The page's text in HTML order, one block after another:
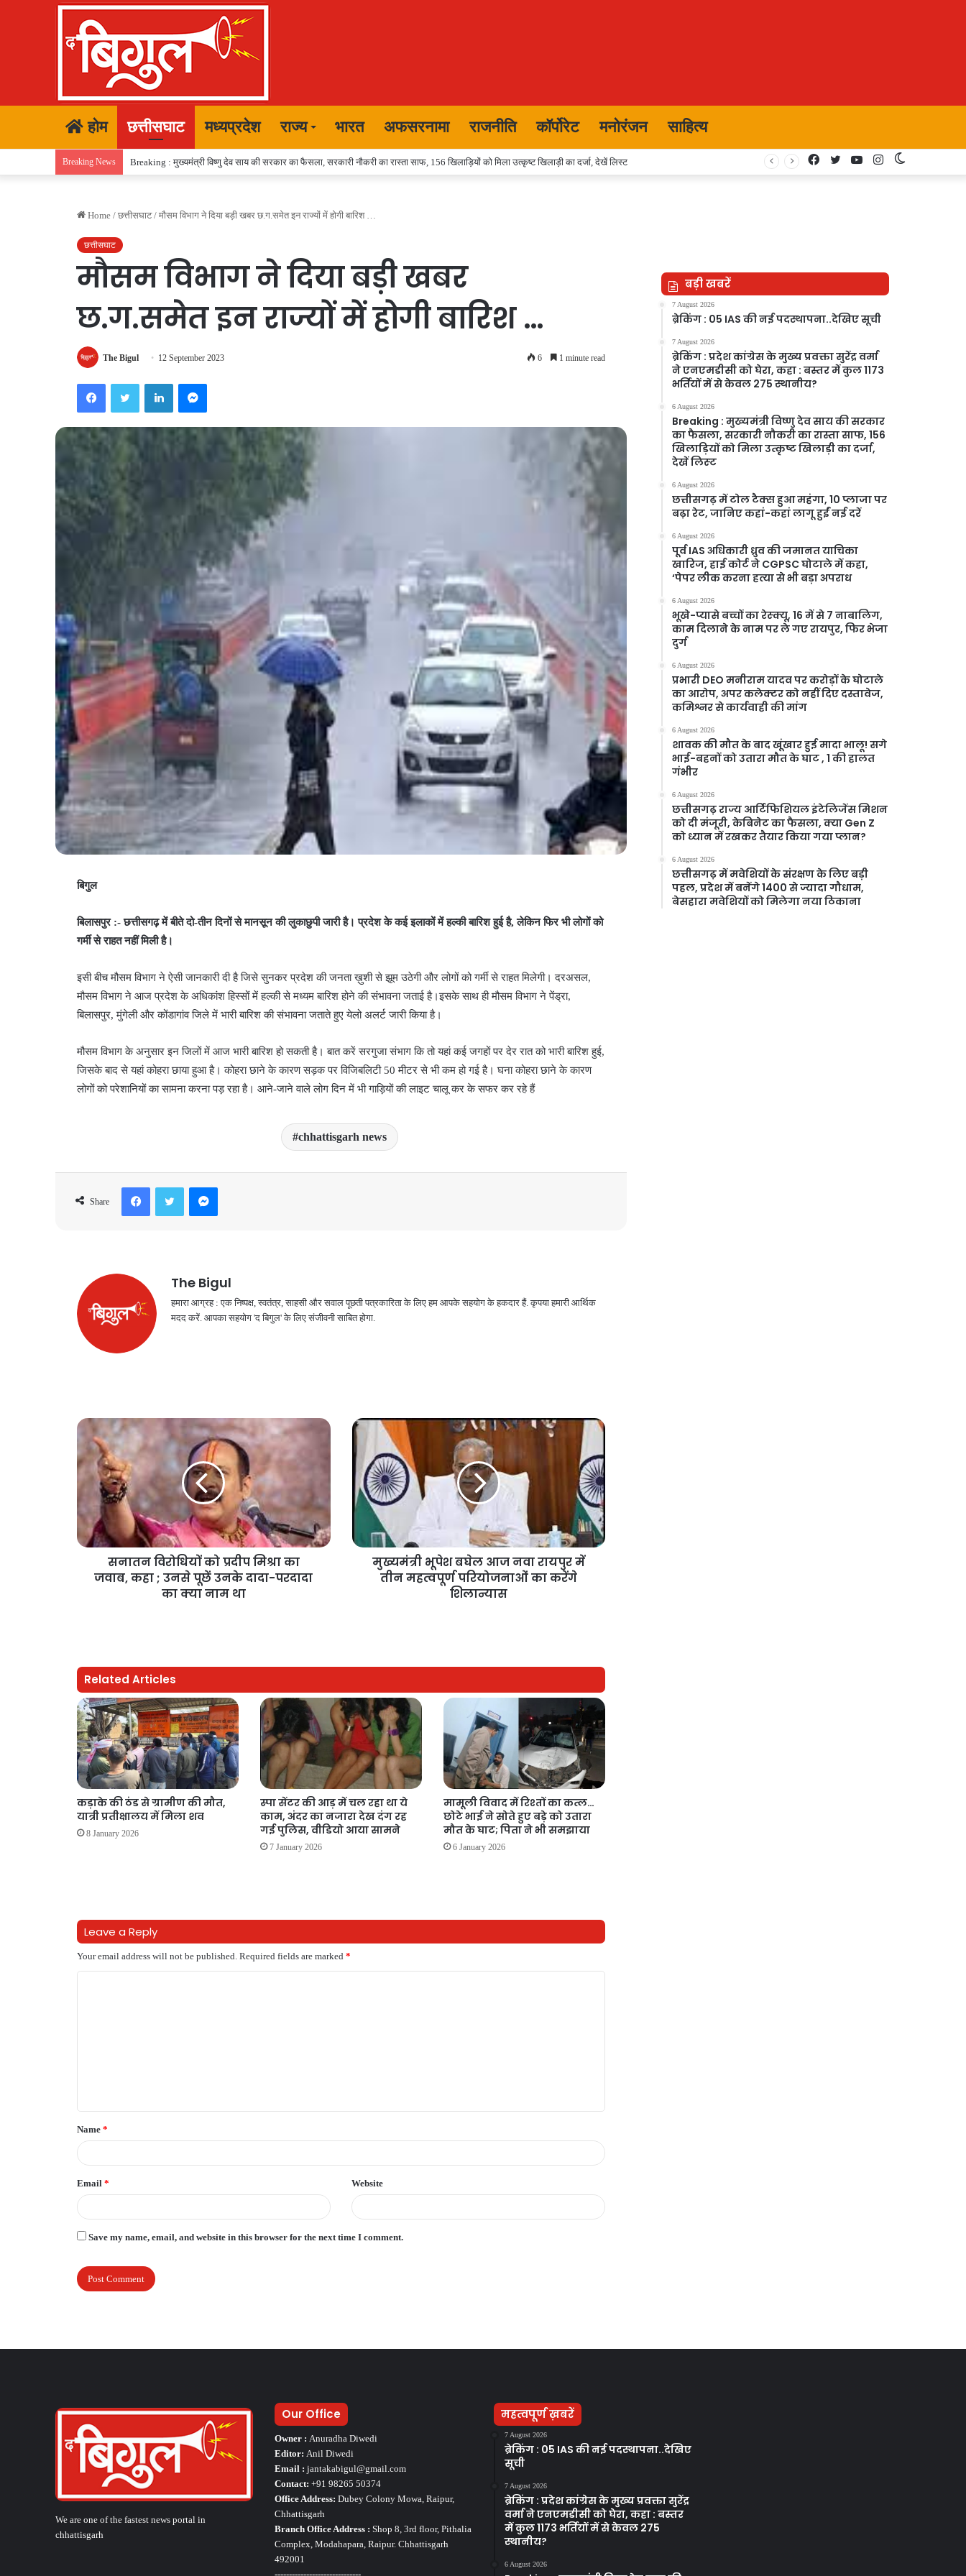
होम छत्तीसघाट मध्यप्रदेश राज्य भारत अफसरनामा राजनीति कॉर्पोरेट मनोरंजन साहित्य
Breaking News Breaking : मुख्यमंत्री विष्णु देव साय की सरकार का फैसला, सरकारी नौकरी का रास्ता साफ, 156 खिलाड़ियों को मिला उत्कृष्ट खिलाड़ी का दर्जा, देखें लिस्‍ट
skin
Instagram
YouTube
Twitter
Facebook
Home / छत्तीसघाट / मौसम विभाग ने दिया बड़ी खबर छ.ग.समेत इन राज्यों में होगी बारिश …
छत्तीसघाट
मौसम विभाग ने दिया बड़ी खबर
छ.ग.समेत इन राज्यों में होगी बारिश …
The Bigul 12 September 2023 6 1 minute read
FacebookTwitter LinkedInMessenger
बिगुल
बिलासपुर :- छत्तीसगढ़ में बीते दो-तीन दिनों से मानसून की लुकाछुपी जारी है। प्रदेश के कई इलाकों में हल्की बारिश हुई है, लेकिन फिर भी लोगों को
गर्मी से राहत नहीं मिली है।
इसी बीच मौसम विभाग ने ऐसी जानकारी दी है जिसे सुनकर प्रदेश की जनता ख़ुशी से झूम उठेगी और लोगों को गर्मी से राहत मिलेगी। दरअसल,
मौसम विभाग ने आज प्रदेश के अधिकांश हिस्सों में हल्की से मध्यम बारिश होने की संभावना जताई है।इसके साथ ही मौसम विभाग ने पेंड्रा,
बिलासपुर, मुंगेली और कोंडागांव जिले में भारी बारिश की संभावना जताते हुए येलो अलर्ट जारी किया है।
मौसम विभाग के अनुसार इन जिलों में आज भारी बारिश हो सकती है। बात करें सरगुजा संभाग कि तो यहां कई जगहों पर देर रात को भारी बारिश हुई,
जिसके बाद से यहां कोहरा छाया हुआ है। कोहरा छाने के कारण सड़क पर विजिबलिटी 50 मीटर से भी कम हो गई है। घना कोहरा छाने के कारण
लोगों को परेशानियों का सामना करना पड़ रहा है। आने-जाने वाले लोग दिन में भी गाड़ियों की लाइट चालू कर के सफर कर रहे हैं
chhattisgarh news
Share
FacebookTwitter Messenger
The Bigul
हमारा आग्रह : एक निष्पक्ष, स्वतंत्र, साहसी और सवाल पूछती पत्रकारिता के लिए हम आपके सहयोग के हकदार हैं. कृपया हमारी आर्थिक
मदद करें. आपका सहयोग 'द बिगुल' के लिए संजीवनी साबित होगा.
सनातन‍ विरोधियों को प्रदीप मिश्रा का
जवाब, कहा ; उनसे पूछें उनके दादा-परदादा
का क्या नाम था
मुख्यमंत्री भूपेश बघेल आज नवा रायपुर में
तीन महत्वपूर्ण परियोजनाओं का करेंगे
शिलान्यास
Related Articles
कड़ाके की ठंड से ग्रामीण की मौत,
यात्री प्रतीक्षालय में मिला शव
8 January 2026
स्पा सेंटर की आड़ में चल रहा था ये
काम, अंदर का नजारा देख दंग रह
गई पुलिस, वीडियो आया सामने
7 January 2026
मामूली विवाद में रिश्तों का कत्ल…
छोटे भाई ने सोते हुए बड़े को उतारा
मौत के घाट; पिता ने भी समझाया
6 January 2026
Leave a Reply
Your email address will not be published. Required fields are marked *
t
*
Name *
Email * Website
Save my name, email, and website in this browser for the next time I comment.
बड़ी खबरें
7 August 2026
ब्रेकिंग : 05 IAS की नई पदस्थापना..देखिए सूची
7 August 2026
ब्रेकिंग : प्रदेश कांग्रेस के मुख्य प्रवक्ता सुरेंद्र वर्मा
ने एनएमडीसी को घेरा, कहा : बस्तर में कुल 1173
भर्तियों में से केवल 275 स्थानीय?
6 August 2026
Breaking : मुख्यमंत्री विष्णु देव साय की सरकार
का फैसला, सरकारी नौकरी का रास्ता साफ, 156
खिलाड़ियों को मिला उत्कृष्ट खिलाड़ी का दर्जा,
देखें लिस्‍ट
6 August 2026
छत्तीसगढ़ में टोल टैक्स हुआ महंगा, 10 प्लाजा पर
बढ़ा रेट, जानिए कहां-कहां लागू हुईं नई दरें
6 August 2026
पूर्व IAS अधिकारी ध्रुव की जमानत याचिका
खारिज, हाई कोर्ट ने CGPSC घोटाले में कहा,
‘पेपर लीक करना हत्या से भी बड़ा अपराध
6 August 2026
भूखे-प्यासे बच्चों का रेस्क्यू, 16 में से 7 नाबालिग,
काम दिलाने के नाम पर ले गए रायपुर, फिर भेजा
दुर्ग
6 August 2026
प्रभारी DEO मनीराम यादव पर करोड़ों के घोटाले
का आरोप, अपर कलेक्टर को नहीं दिए दस्तावेज,
कमिश्नर से कार्यवाही की मांग
6 August 2026
शावक की मौत के बाद खूंखार हुई मादा भालू! सगे
भाई-बहनों को उतारा मौत के घाट , 1 की हालत
गंभीर
6 August 2026
छत्तीसगढ़ राज्य आर्टिफिशियल इंटेलिजेंस मिशन
को दी मंजूरी, केबिनेट का फैसला, क्या Gen Z
को ध्यान में रखकर तैयार किया गया प्लान?
6 August 2026
छत्तीसगढ़ में मवेशियों के संरक्षण के लिए बड़ी
पहल, प्रदेश में बनेंगे 1400 से ज्यादा गौधाम,
बेसहारा मवेशियों को मिलेगा नया ठिकाना
We are one of the fastest news portal in
chhattisgarh
Our Office
Owner : Anuradha Diwedi
Editor: Anil Diwedi
Email : jantakabigul@gmail.com
Contact: +91 98265 50374
Office Address: Dubey Colony Mowa, Raipur,
Chhattisgarh
Branch Office Address : Shop 8, 3rd floor, Pithalia
Complex, Modahapara, Raipur. Chhattisgarh
492001
महत्वपूर्ण ख़बरें
7 August 2026
ब्रेकिंग : 05 IAS की नई पदस्थापना..देखिए
सूची
7 August 2026
ब्रेकिंग : प्रदेश कांग्रेस के मुख्य प्रवक्ता सुरेंद्र
वर्मा ने एनएमडीसी को घेरा, कहा : बस्तर
में कुल 1173 भर्तियों में से केवल 275
स्थानीय?
6 August 2026